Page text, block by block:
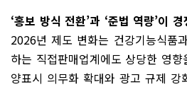
‘홍보 방식 전환’과 ‘준법 역량’이
2026년 제도 변화는 건강기능식품
하는 직접판매업계에도 상당한 영
양표시 의무화 확대와 광고 규제